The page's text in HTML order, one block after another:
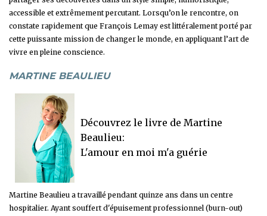
accessible et extrêmement percutant. Lorsqu’on le rencontre, on
constate rapidement que François Lemay est littéralement porté par
cette puissante mission de changer le monde, en appliquant l’art de
vivre en pleine conscience.
MARTINE BEAULIEU
Découvrez le livre de Martine
Beaulieu:
L'amour en moi m'a guérie
Martine Beaulieu a travaillé pendant quinze ans dans un centre
hospitalier. Ayant souffert d'épuisement professionnel (burn-out)